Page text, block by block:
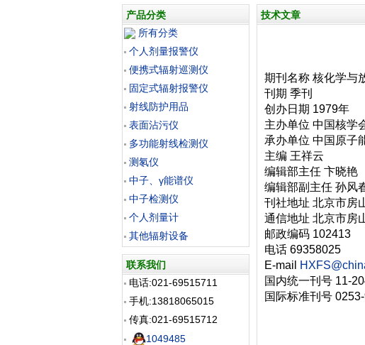
产品分类
所有分类
个人剂量报警仪
便携式辐射巡测仪
固定式辐射报警仪
射线防护用品
表面沾污仪
多功能射线检测仪
测氡仪
中子、γ能谱仪
中子检测仪
个人剂量计
其他辐射设备
联系我们
电话:021-69515711
手机:13818065015
传真:021-69515712
1049485
技术文章
期刊名称 核化学与
刊期 季刊
创办日期 1979年
主办单位 中国核学
承办单位 中国原子
主编 王祥云
编辑部主任 卞晓艳
编辑部副主任 孙风
刊社地址 北京市房
通信地址 北京市房
邮政编码 102413
电话 69358025
E-mail
国内统一刊号 11-
国际标准刊号